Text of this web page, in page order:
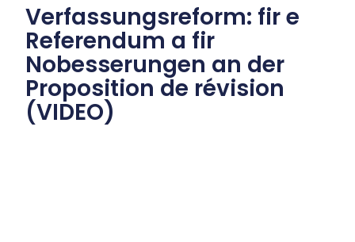
Verfassungsreform: fir e
Referendum a fir
Nobesserungen an der
Proposition de révision
(VIDEO)